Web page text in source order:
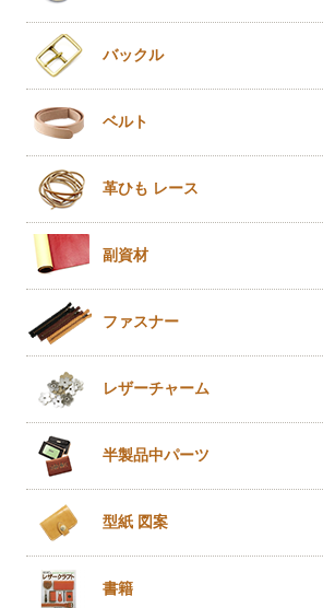
バックル
ベルト
革ひも レース
副資材
ファスナー
レザーチャーム
半製品中パーツ
型紙 図案
書籍